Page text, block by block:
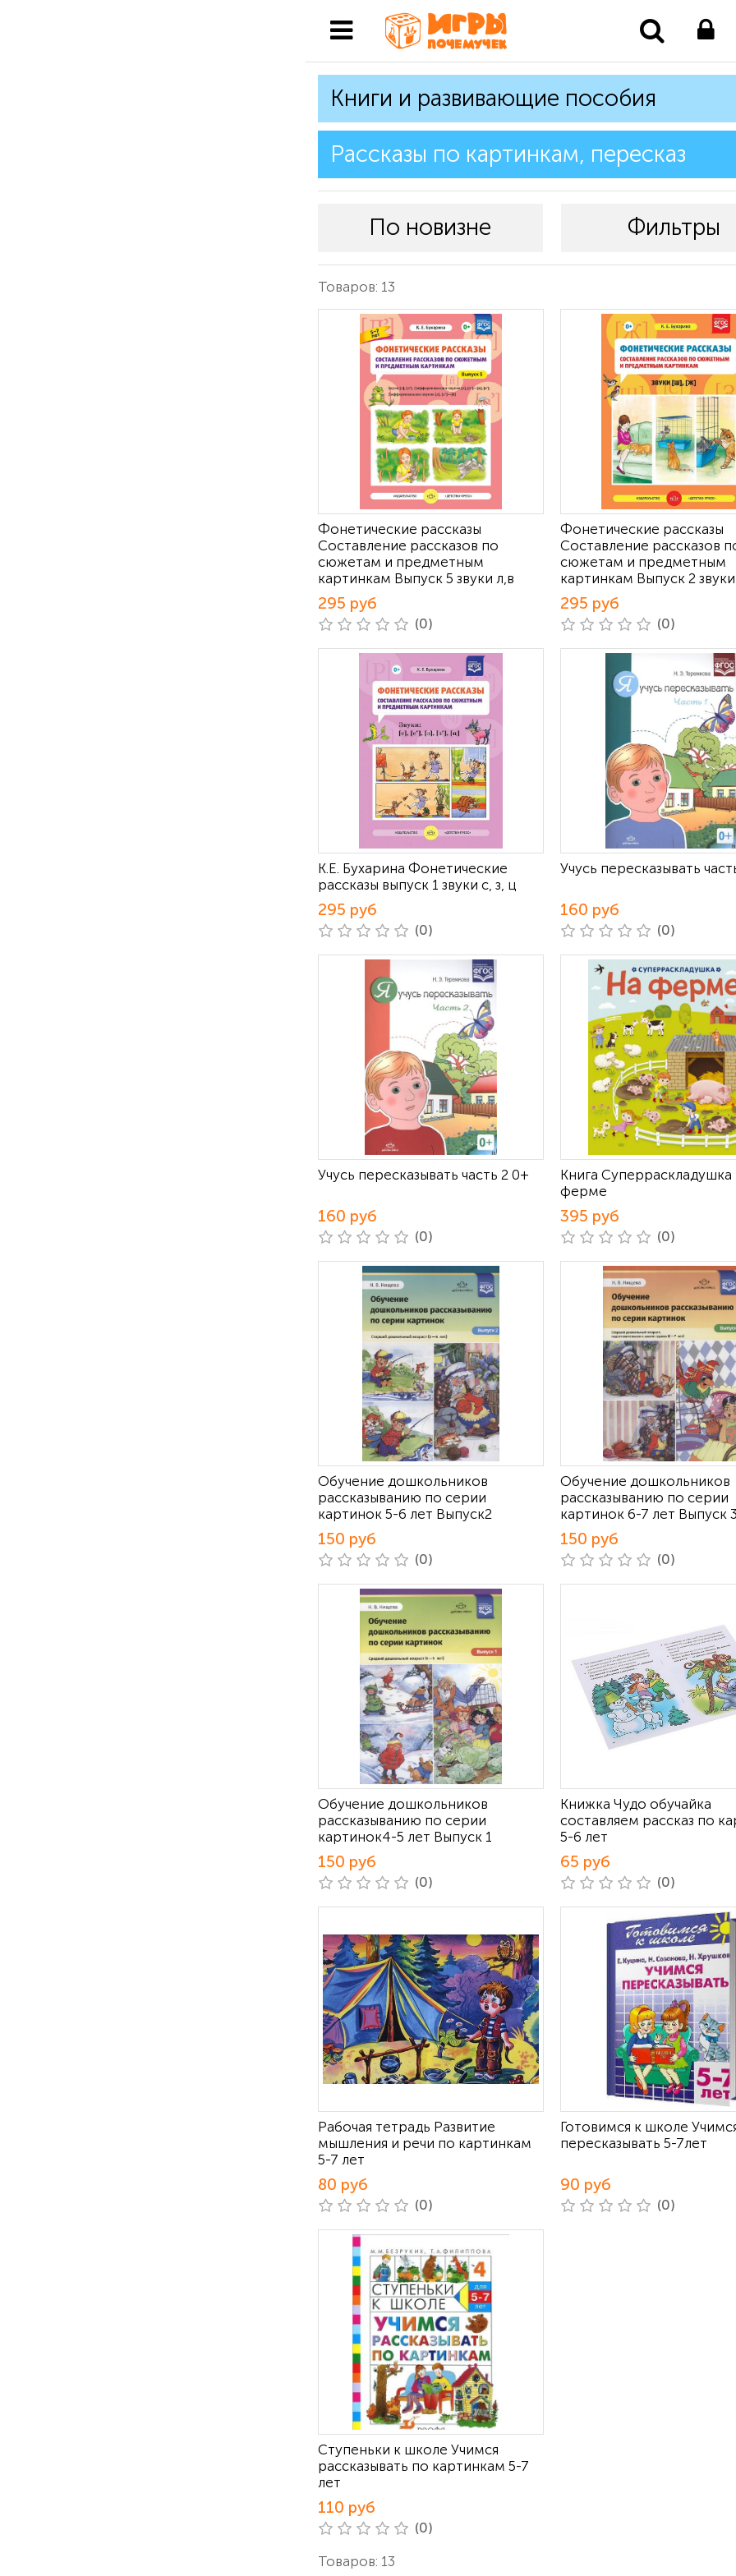
Книги и развивающие пособия
Рассказы по картинкам, пересказ
По новизне Фильтры
Товаров: 13
Фонетические рассказы
Составление рассказов по
сюжетам и предметным
картинкам Выпуск 5 звуки л,в
295 руб
(0)
Фонетические рассказы
Составление рассказов
сюжетам и предметным
картинкам Выпуск 2
295 руб
(0)
К.Е. Бухарина Фонетические
рассказы выпуск 1 звуки с, з, ц
295 руб
(0)
Учусь пересказывать
160 руб
(0)
Учусь пересказывать часть 2 0+
160 руб
(0)
Книга
ферме
395 руб
(0)
Обучение дошкольников
рассказыванию по серии
картинок 5-6 лет Выпуск2
150 руб
(0)
Обучение дошкольников
рассказыванию по серии
картинок 6-7 лет Выпуск
150 руб
(0)
Обучение дошкольников
рассказыванию по серии
картинок4-5 лет Выпуск 1
150 руб
(0)
Книжка Чудо обучайка
составляем рассказ по
5-6 лет
65 руб
(0)
Рабочая тетрадь Развитие
мышления и речи по картинкам
5-7 лет
80 руб
(0)
Готовимся к школе
пересказывать 5-7лет
90 руб
(0)
Ступеньки к школе Учимся
рассказывать по картинкам 5-7
лет
110 руб
(0)
Товаров: 13